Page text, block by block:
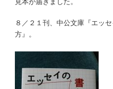
８／２１刊、中公文庫『エッ
方』。